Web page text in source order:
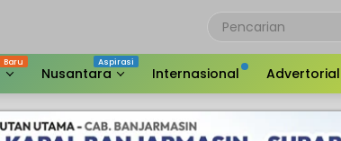
Nusantara Internasional Advertorial